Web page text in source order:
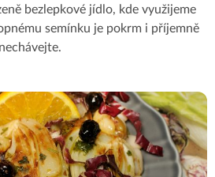
bezlepkové jídlo, kde využijeme
semínku je pokrm i příjemně